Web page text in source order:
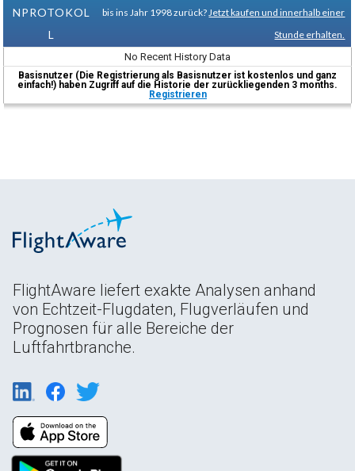
NPROTOKOL
L
bis ins Jahr 1998 zurück? Jetzt kaufen und innerhalb einer
Stunde erhalten.
No Recent History Data
Basisnutzer (Die Registrierung als Basisnutzer ist kostenlos und ganz
einfach!) haben Zugriff auf die Historie der zurückliegenden 3 months.
Registrieren
FlightAware liefert exakte Analysen anhand
von Echtzeit-Flugdaten, Flugverläufen und
Prognosen für alle Bereiche der
Luftfahrtbranche.